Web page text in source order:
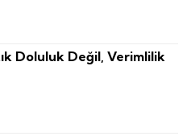
Doluluk Değil, Verimlilik